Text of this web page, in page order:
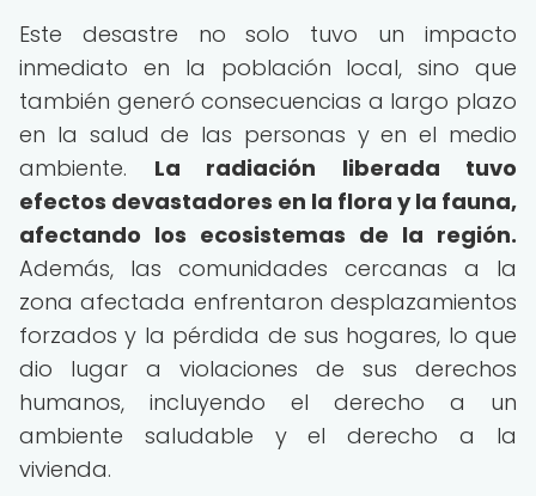
Este desastre no solo tuvo un impacto
inmediato en la población local, sino que
también generó consecuencias a largo plazo
en la salud de las personas y en el medio
ambiente. La radiación liberada tuvo
efectos devastadores en la flora y la fauna,
afectando los ecosistemas de la región.
Además, las comunidades cercanas a la
zona afectada enfrentaron desplazamientos
forzados y la pérdida de sus hogares, lo que
dio lugar a violaciones de sus derechos
humanos, incluyendo el derecho a un
ambiente saludable y el derecho a la
vivienda.